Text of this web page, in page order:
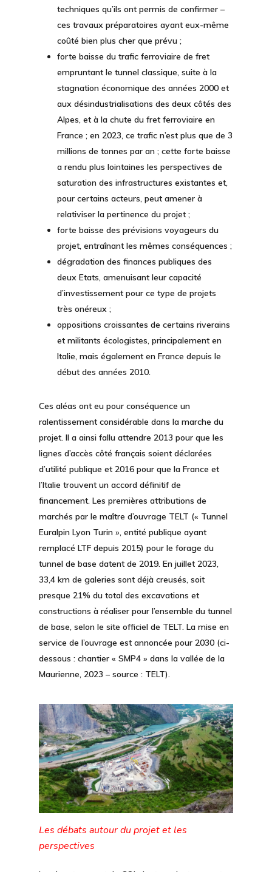
techniques qu’ils ont permis de confirmer –
ces travaux préparatoires ayant eux-même
coûté bien plus cher que prévu ;
forte baisse du trafic ferroviaire de fret
empruntant le tunnel classique, suite à la
stagnation économique des années 2000 et
aux désindustrialisations des deux côtés des
Alpes, et à la chute du fret ferroviaire en
France ; en 2023, ce trafic n’est plus que de 3
millions de tonnes par an ; cette forte baisse
a rendu plus lointaines les perspectives de
saturation des infrastructures existantes et,
pour certains acteurs, peut amener à
relativiser la pertinence du projet ;
forte baisse des prévisions voyageurs du
projet, entraînant les mêmes conséquences ;
dégradation des finances publiques des
deux Etats, amenuisant leur capacité
d’investissement pour ce type de projets
très onéreux ;
oppositions croissantes de certains riverains
et militants écologistes, principalement en
Italie, mais également en France depuis le
début des années 2010.
Ces aléas ont eu pour conséquence un
ralentissement considérable dans la marche du
projet. Il a ainsi fallu attendre 2013 pour que les
lignes d’accès côté français soient déclarées
d’utilité publique et 2016 pour que la France et
l’Italie trouvent un accord définitif de
financement. Les premières attributions de
marchés par le maître d’ouvrage TELT (« Tunnel
Euralpin Lyon Turin », entité publique ayant
remplacé LTF depuis 2015) pour le forage du
tunnel de base datent de 2019. En juillet 2023,
33,4 km de galeries sont déjà creusés, soit
presque 21% du total des excavations et
constructions à réaliser pour l’ensemble du tunnel
de base, selon le site officiel de TELT. La mise en
service de l’ouvrage est annoncée pour 2030 (ci-
dessous : chantier « SMP4 » dans la vallée de la
Maurienne, 2023 – source : TELT).
Les débats autour du projet et les
perspectives